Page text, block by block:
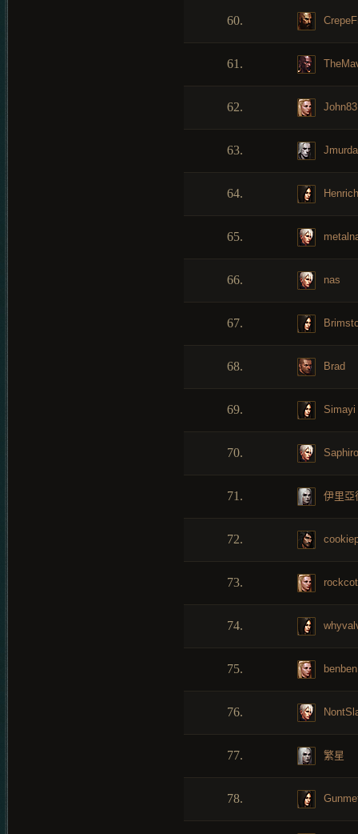
60.
61.
62. John83
63. Jmurda
64. Henrich
65.
66. nas
67.
68. Brad
69. Simayi
70.
71. 伊里亞
72.
73.
74.
75. benben
76.
77. 繁星
78.